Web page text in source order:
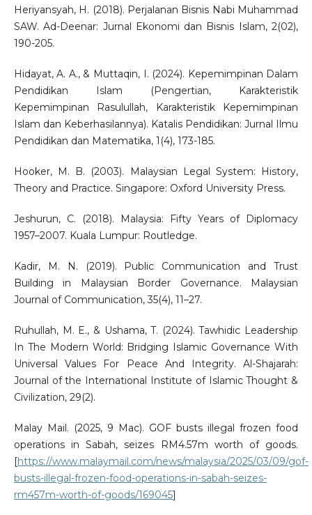
Heriyansyah, H. (2018). Perjalanan Bisnis Nabi Muhammad
SAW. Ad-Deenar: Jurnal Ekonomi dan Bisnis Islam, 2(02),
190-205.
Hidayat, A. A., & Muttaqin, I. (2024). Kepemimpinan Dalam
Pendidikan Islam (Pengertian, Karakteristik
Kepemimpinan Rasulullah, Karakteristik Kepemimpinan
Islam dan Keberhasilannya). Katalis Pendidikan: Jurnal Ilmu
Pendidikan dan Matematika, 1(4), 173-185.
Hooker, M. B. (2003). Malaysian Legal System: History,
Theory and Practice. Singapore: Oxford University Press.
Jeshurun, C. (2018). Malaysia: Fifty Years of Diplomacy
1957–2007. Kuala Lumpur: Routledge.
Kadir, M. N. (2019). Public Communication and Trust
Building in Malaysian Border Governance. Malaysian
Journal of Communication, 35(4), 11–27.
Ruhullah, M. E., & Ushama, T. (2024). Tawhidic Leadership
In The Modern World: Bridging Islamic Governance With
Universal Values For Peace And Integrity. Al-Shajarah:
Journal of the International Institute of Islamic Thought &
Civilization, 29(2).
Malay Mail. (2025, 9 Mac). GOF busts illegal frozen food
operations in Sabah, seizes RM4.57m worth of goods.
[https://www.malaymail.com/news/malaysia/2025/03/09/gof-
busts-illegal-frozen-food-operations-in-sabah-seizes-
rm457m-worth-of-goods/169045]